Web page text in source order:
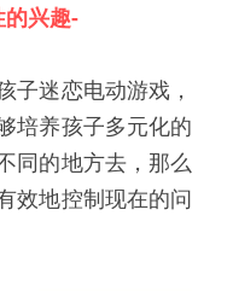
兴趣-
子迷恋电动游戏，
培养孩子多元化的
同的地方去，那么
效地控制现在的问